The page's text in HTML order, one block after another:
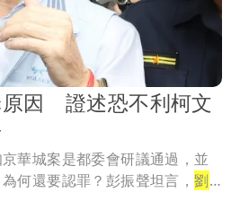
因 證述恐不利柯文
華城案是都委會研議通過，並
何還要認罪？彭振聲坦言，劉